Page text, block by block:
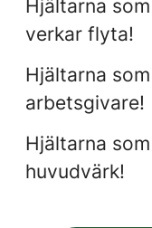
Hjältarna
verkar flyta!
Hjältarna
arbetsgivare!
Hjältarna
huvudvärk!